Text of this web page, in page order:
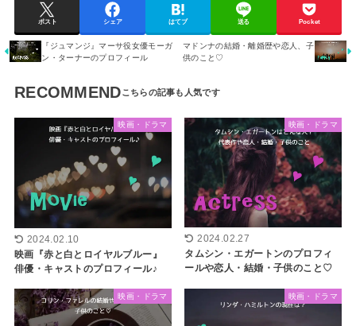
ポスト シェア はてブ 送る Pocket
『ジュマンジ』マーサ役女優モーガ
ン・ターナーのプロフィール
マドンナの結婚・離婚歴や恋人、子
供のこと♡
RECOMMEND
映画・ドラマ
2024.02.10
映画『赤と白とロイヤルブルー』
俳優・キャストのプロフィール♪
映画・ドラマ
2024.02.27
タムシン・エガートンのプロフィ
ールや恋人・結婚・子供のこと♡
映画・ドラマ 映画・ドラマ